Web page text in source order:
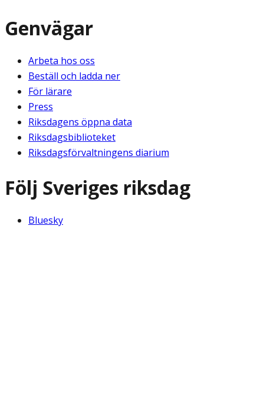
Genvägar
Arbeta hos oss
Beställ och ladda ner
För lärare
Press
Riksdagens öppna data
Riksdagsbiblioteket
Riksdagsförvaltningens diarium
Följ Sveriges riksdag
Bluesky